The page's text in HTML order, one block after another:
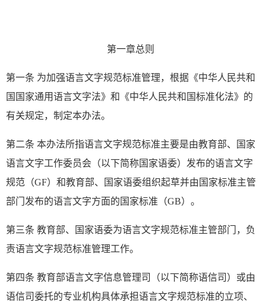
第一章总则
第一条 为加强语言文字规范标准管理，根据《中华人民共和
国国家通用语言文字法》和《中华人民共和国标准化法》的
有关规定，制定本办法。
第二条 本办法所指语言文字规范标准主要是由教育部、国家
语言文字工作委员会（以下简称国家语委）发布的语言文字
规范（GF）和教育部、国家语委组织起草并由国家标准主管
部门发布的语言文字方面的国家标准（GB）。
第三条 教育部、国家语委为语言文字规范标准主管部门，负
责语言文字规范标准管理工作。
第四条 教育部语言文字信息管理司（以下简称语信司）或由
语信司委托的专业机构具体承担语言文字规范标准的立项、